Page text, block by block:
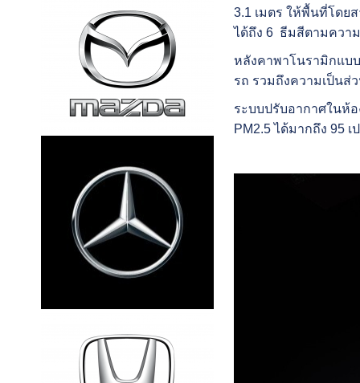
3.1 เมตร ให้พื้นที่โดย
ได้ถึง 6 ธีมสีตามความ
หลังคาพาโนรามิกแบ
รถ รวมถึงความเป็นส่
ระบบปรับอากาศในห้
PM2.5 ได้มากถึง 95